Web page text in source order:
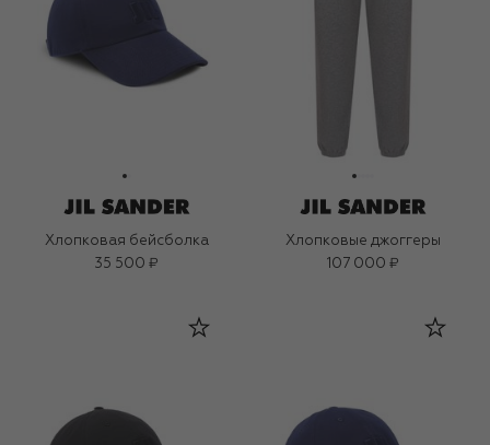
Хлопковая бейсболка
35 500 ₽
Хлопковые джоггеры
107 000 ₽